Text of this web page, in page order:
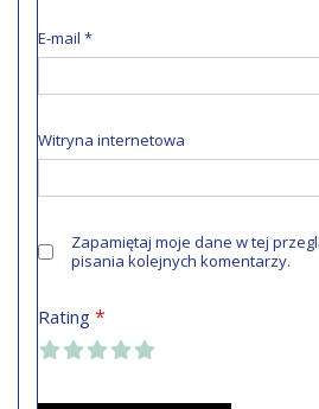
E-mail *
Witryna internetowa
Zapamiętaj moje dane w tej
pisania kolejnych komentarzy.
Rating *